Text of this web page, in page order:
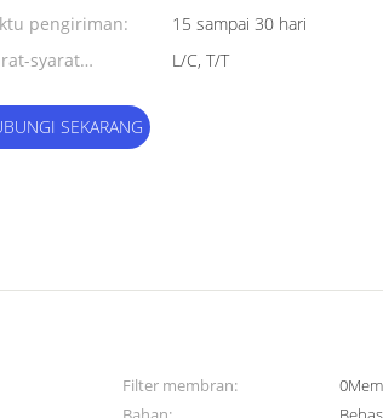
pengiriman:
15 sampai 30 hari
syarat
L/C, T/T
SEKARANG
Filter membran: